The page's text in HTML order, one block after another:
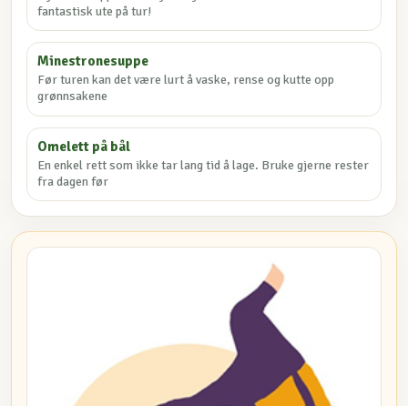
fantastisk ute på tur!
Minestronesuppe
Før turen kan det være lurt å vaske, rense og kutte opp
grønnsakene
Omelett på bål
En enkel rett som ikke tar lang tid å lage. Bruke gjerne rester
fra dagen før